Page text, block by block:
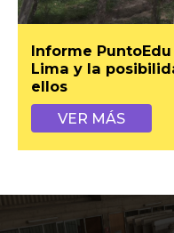
Informe
Lima y la
ellos
VER MÁS